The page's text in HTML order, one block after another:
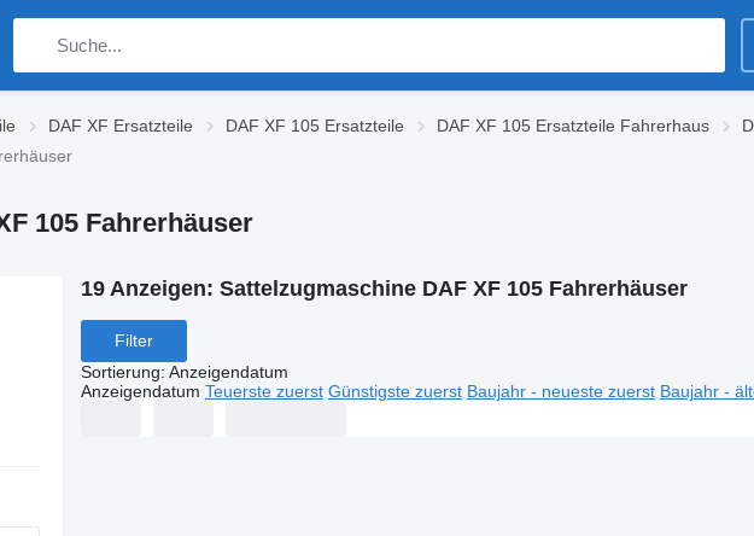
DAF XF Ersatzteile DAF XF 105 Ersatzteile DAF XF 105 Ersatzteile Fahrerhaus
105 Fahrerhäuser
19 Anzeigen: Sattelzugmaschine DAF XF 105 Fahrerhäuser
Filter
Sortierung: Anzeigendatum
Anzeigendatum Teuerste zuerst Günstigste zuerst Baujahr - neueste zuerst Baujahr -